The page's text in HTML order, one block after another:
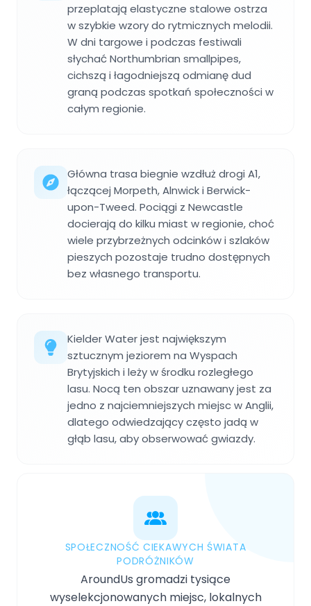
przeplatają elastyczne stalowe ostrza
w szybkie wzory do rytmicznych melodii.
W dni targowe i podczas festiwali
słychać Northumbrian smallpipes,
cichszą i łagodniejszą odmianę dud
graną podczas spotkań społeczności w
całym regionie.
Główna trasa biegnie wzdłuż drogi A1,
łączącej Morpeth, Alnwick i Berwick-
upon-Tweed. Pociągi z Newcastle
docierają do kilku miast w regionie, choć
wiele przybrzeżnych odcinków i szlaków
pieszych pozostaje trudno dostępnych
bez własnego transportu.
Kielder Water jest największym
sztucznym jeziorem na Wyspach
Brytyjskich i leży w środku rozległego
lasu. Nocą ten obszar uznawany jest za
jedno z najciemniejszych miejsc w Anglii,
dlatego odwiedzający często jadą w
głąb lasu, aby obserwować gwiazdy.
SPOŁECZNOŚĆ CIEKAWYCH ŚWIATA
PODRÓŻNIKÓW
AroundUs gromadzi tysiące
wyselekcjonowanych miejsc, lokalnych